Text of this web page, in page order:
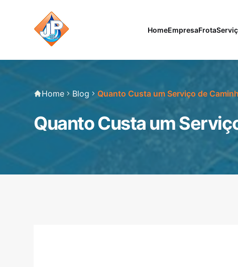
HomeEmpresaFrota
Home Blog Quanto Custa um Serviço de
Quanto Custa um